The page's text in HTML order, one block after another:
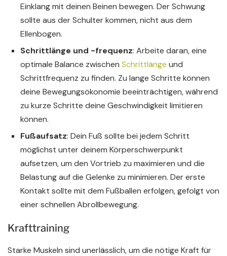
Einklang mit deinen Beinen bewegen. Der Schwung
sollte aus der Schulter kommen, nicht aus dem
Ellenbogen.
Schrittlänge und -frequenz: Arbeite daran, eine
optimale Balance zwischen Schrittlänge und
Schrittfrequenz zu finden. Zu lange Schritte können
deine Bewegungsökonomie beeinträchtigen, während
zu kurze Schritte deine Geschwindigkeit limitieren
können.
Fußaufsatz: Dein Fuß sollte bei jedem Schritt
möglichst unter deinem Körperschwerpunkt
aufsetzen, um den Vortrieb zu maximieren und die
Belastung auf die Gelenke zu minimieren. Der erste
Kontakt sollte mit dem Fußballen erfolgen, gefolgt von
einer schnellen Abrollbewegung.
Krafttraining
Starke Muskeln sind unerlässlich, um die nötige Kraft für